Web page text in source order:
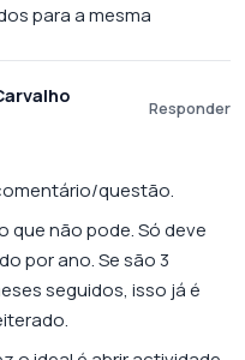
para a mesma
Responder
questão.
que não pode. Só deve
por ano. Se são 3
seguidos, isso já é